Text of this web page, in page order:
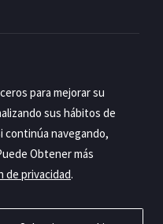
un modelo global
presente en siete
para mejorar su
sus hábitos de
continúa navegando,
Obtener más
de privacidad.